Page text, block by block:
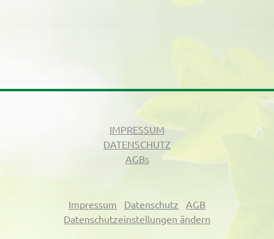
IMPRESSUM
DATENSCHUTZ
AGBs
Impressum Datenschutz
AGB
Datenschutzeinstellungen ändern